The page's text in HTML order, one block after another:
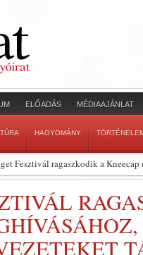
ELŐADÁS MÉDIAAJÁNLAT
HAGYOMÁNY
Fesztivál ragaszkodik a